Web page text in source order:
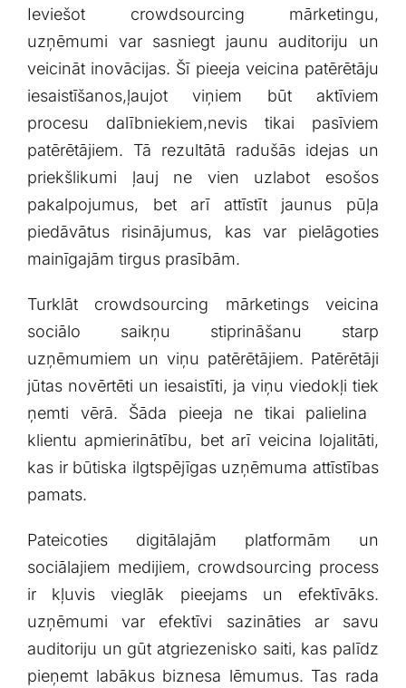
Ieviešot crowdsourcing mārketingu,
uzņēmumi var sasniegt‍ jaunu auditoriju un
⁢veicināt inovācijas. Šī pieeja​ veicina patērētāju
iesaistīšanos,ļaujot⁢ viņiem būt aktīviem⁤
procesu dalībniekiem,nevis tikai pasīviem
patērētājiem. Tā rezultātā radušās idejas un
priekšlikumi ļauj ne vien uzlabot esošos
pakalpojumus,​ bet arī attīstīt jaunus pūļa
piedāvātus risinājumus, kas var ‌pielāgoties
⁤mainīgajām tirgus ​prasībām.
Turklāt crowdsourcing mārketings veicina
sociālo saikņu stiprināšanu starp
uzņēmumiem un viņu⁢ patērētājiem. Patērētāji
jūtas novērtēti un iesaistīti, ja ⁢viņu viedokļi⁢ tiek
ņemti​ vērā. Šāda pieeja ne tikai palielina ​
klientu apmierinātību, bet arī veicina lojalitāti,‌
kas ir būtiska ilgtspējīgas⁤ uzņēmuma attīstības
pamats.
Pateicoties digitālajām platformām ⁢un
sociālajiem ⁤medijiem, ‌crowdsourcing ​process
ir kļuvis vieglāk pieejams un efektīvāks.
uzņēmumi var ‌efektīvi sazināties ar savu‌
auditoriju un gūt atgriezenisko ‍saiti, kas⁢ palīdz⁤
pieņemt ⁢labākus biznesa lēmumus. Tas rada